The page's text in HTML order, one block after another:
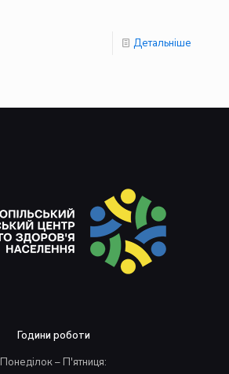
Детальніше
Години роботи
Понеділок – П'ятниця: